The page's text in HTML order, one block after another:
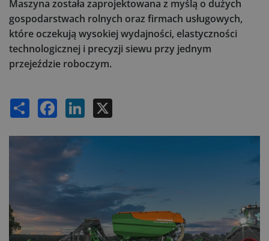
Maszyna została zaprojektowana z myślą o dużych
gospodarstwach rolnych oraz firmach usługowych,
które oczekują wysokiej wydajności, elastyczności
technologicznej i precyzji siewu przy jednym
przejeździe roboczym.
Share Facebook LinkedIn